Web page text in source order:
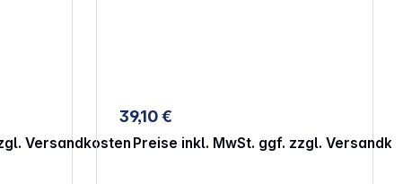
5 WattVersandkosten
reduziert Druck im Ohr und bleibt auch
bei Bewegung stabil. Über die
Multipoint-Verbindung lassen sich
39,10 €
Preise inkl. MwSt. ggf. zzgl.